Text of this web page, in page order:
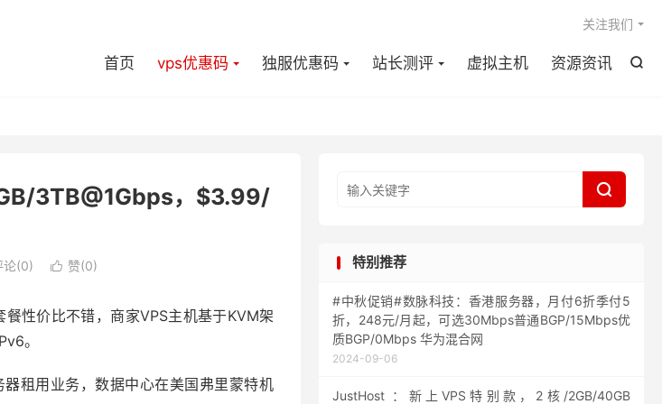

首页 vps优惠码 独服优惠码 站长测评 虚拟主机 资源资讯
关注我们
3TB@1Gbps，$3.99/
论(0)  赞(0)
性价比不错，商家VPS主机基于KVM架
。
租用业务，数据中心在美国弗里蒙特机

特别推荐
#中秋促销#数脉科技：香港服务器，月付6折季付5
折，248元/月起，可选30Mbps普通BGP/15Mbps优
质BGP/0Mbps 华为混合网
2024-09-06
JustHost ：新上VPS特别款，2核/2GB/40GB